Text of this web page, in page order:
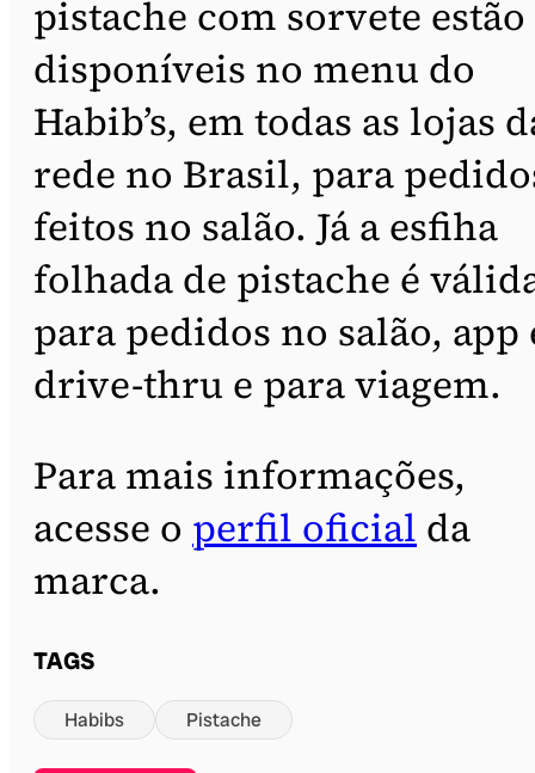
pistache com sorvete estão
disponíveis no menu do
Habib’s, em todas as lojas
rede no Brasil, para
feitos no salão. Já a esfiha
folhada de pistache é
para pedidos no salão, app
drive-thru e para viagem.
Para mais informações,
acesse o perfil oficial da
marca.
TAGS
Habibs Pistache